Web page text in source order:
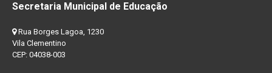
Secretaria Municipal de Educação
Rua Borges Lagoa, 1230
Vila Clementino
CEP: 04038-003